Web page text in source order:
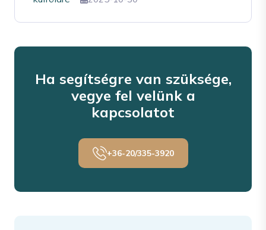
Ha segítségre van szüksége,
vegye fel velünk a
kapcsolatot
+36-20/335-3920